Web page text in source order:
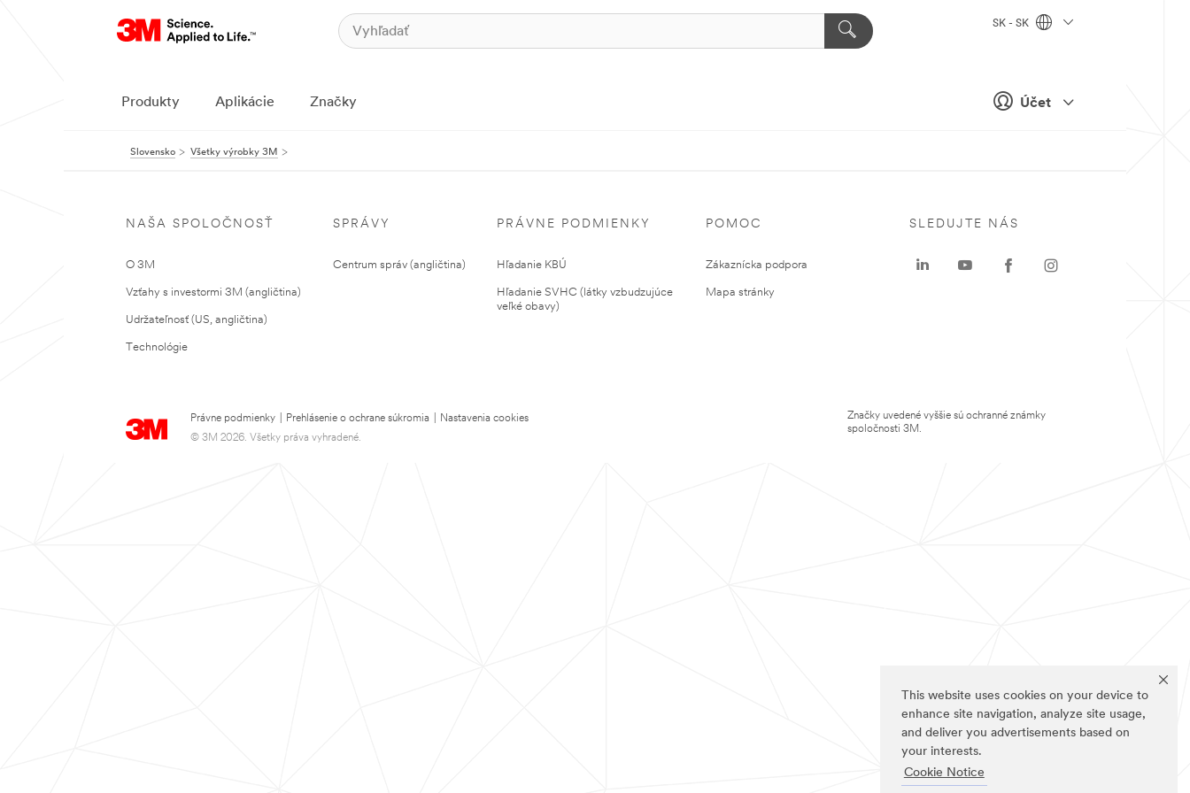
This website uses cookies on your device to
enhance site navigation, analyze site usage,
and deliver you advertisements based on
your interests.
Cookie Notice
Účet
SK - SK
Produkty Aplikácie Značky
Slovensko Všetky výrobky 3M
NAŠA SPOLOČNOSŤ
O 3M
Vzťahy s investormi 3M (angličtina)
Udržateľnosť (US, angličtina)
Technológie
SPRÁVY
Centrum správ (angličtina)
PRÁVNE PODMIENKY
Hľadanie KBÚ
Hľadanie SVHC (látky vzbudzujúce
veľké obavy)
POMOC
Zákaznícka podpora
Mapa stránky
Právne podmienky Prehlásenie o ochrane súkromia
Nastavenia cookies
© 3M 2026. Všetky práva vyhradené.
SLEDUJTE NÁS
Značky uvedené vyššie sú ochranné známky
spoločnosti 3M.